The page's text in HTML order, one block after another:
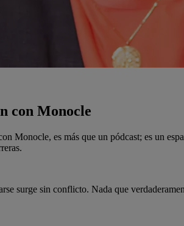
con Monocle
Monocle, es más que un pódcast; es un
surge sin conflicto. Nada que